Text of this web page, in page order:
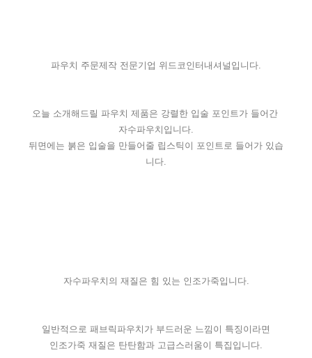
파우치 주문제작 전문기업 위드코인터내셔널입니다.
오늘 소개해드릴 파우치 제품은 강렬한 입술 포인트가 들어간
자수파우치입니다.
뒤면에는 붉은 입술을 만들어줄 립스틱이 포인트로 들어가 있습
니다.
자수파우치의 재질은 힘 있는 인조가죽입니다.
일반적으로 패브릭파우치가 부드러운 느낌이 특징이라면
인조가죽 재질은 탄탄함과 고급스러움이 특집입니다.